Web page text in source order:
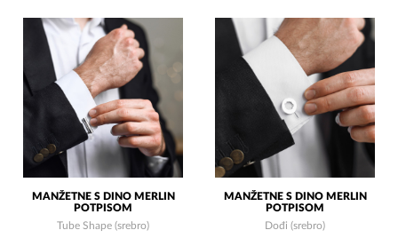
MANŽETNE S DINO MERLIN
POTPISOM
Tube Shape (srebro)
MANŽETNE S DINO MERLIN
POTPISOM
Dođi (srebro)